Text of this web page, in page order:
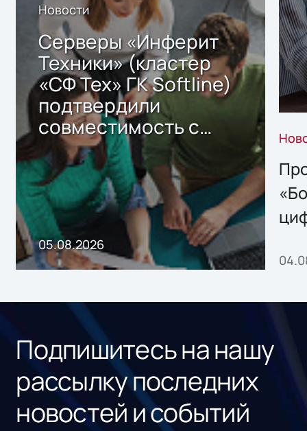
Новости
Серверы «Инферит
Техники» (кластер
«СФ Тех» ГК Softline)
подтвердили
совместимость с
решением Sharx
Storage 2.x для
хранения данных
05.08.2026
Подпишитесь на нашу
рассылку последних
новостей и событий